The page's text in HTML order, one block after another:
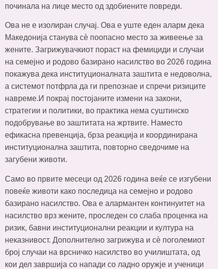
починала на лице место од здобиените повреди.
Ова не е изолиран случај. Ова е уште еден аларм дека
Македонија станува сè поопасно место за живеење за
жените. Загрижувачкиот пораст на фемициди и случаи
на семејно и родово базирано насилство во 2026 година
покажува дека институционалната заштита е недоволна,
а системот потфрла да ги препознае и спречи ризиците
навреме.И покрај постојаните измени на закони,
стратегии и политики, во практика нема суштинско
подобрување во заштитата на жртвите. Наместо
ефикасна превенција, брза реакција и координирана
институционална заштита, повторно сведочиме на
загубени животи.
Само во првите месеци од 2026 година веќе се изгубени
повеќе животи како последица на семејно и родово
базирано насилство. Ова е алармантен континуитет на
насилство врз жените, проследен со слаба проценка на
ризик, бавни институционални реакции и култура на
неказнивост. Дополнително загрижува и сè поголемиот
број случаи на врсничко насилство во училиштата, од
кои дел завршија со напади со ладно оружје и ученици